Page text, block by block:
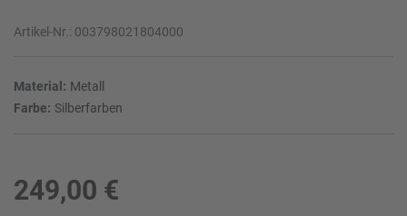
Artikel-Nr.: 003798021804000
Material: Metall
Farbe: Silberfarben
249,00 €